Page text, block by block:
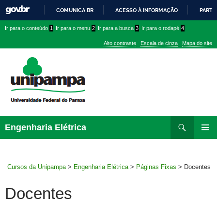
PARA
CONTEÚDO
COMUNICA BR ACESSO À INFORMAÇÃO
conteúdo
menu
superior
menu
Ir para o conteúdo 1 Ir para o menu 2 Ir para a busca 3 Ir para o rodapé 4
Alto contraste Escala de cinza Mapa do site
Engenharia Elétrica
para
Cursos da Unipampa > Engenharia Elétrica > Páginas Fixas > Docentes
Docentes